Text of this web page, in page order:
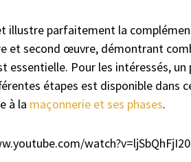
illustre parfaitement la
et second œuvre, démontrant
essentielle. Pour les intéressés, un
étapes est disponible dans
à la maçonnerie et ses phases.
watch?v=ljSbQhFjI20